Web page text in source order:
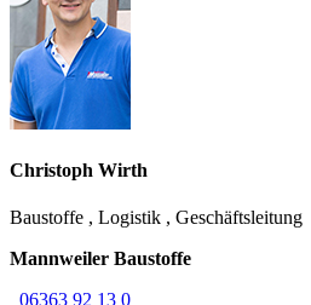
Christoph Wirth
Baustoffe , Logistik , Geschäftsleitung
Mannweiler Baustoffe
06363 92 13 0